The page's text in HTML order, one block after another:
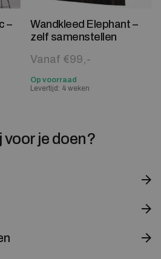
–
Wandkleed Elephant –
zelf samenstellen
Vanaf €99,-
Op voorraad
Levertijd: 4 weken
je doen?